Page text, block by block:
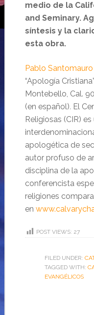
medio de la
and Seminary.
síntesis y la
esta obra.
Pablo Santomauro
“Apología
Montebello, Cal.
(en español). El
Religiosas (CIR)
apologética de
autor profuso de
disciplina de la
conferencista
religiones
en
POST VIEWS: 27
FILED UNDER:
TAGGED WITH:
EVANGÉLICOS